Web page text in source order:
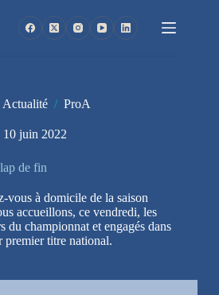
Actualité / ProA
10 juin 2022
de fin
vous à domicile de la saison
accueillons, ce vendredi, les
du championnat et engagés dans
premier titre national.